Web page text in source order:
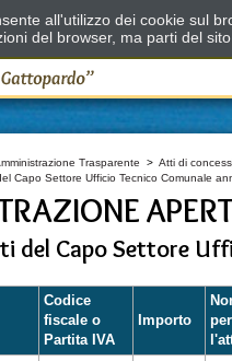
Trasparente > Atti di
Capo Settore Ufficio Tecnico Comunale
del Capo Settore
Codice
fiscale o
Partita IVA
Importo
per
all'utilizzo dei cookie sul
del browser, ma parti del